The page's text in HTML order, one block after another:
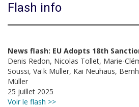
Flash info
News flash: EU Adopts 18th
Denis Redon, Nicolas Tollet, Marie-
Soussi, Vaïk Müller, Kai Neuhaus,
Müller
25 juillet 2025
Voir le flash >>